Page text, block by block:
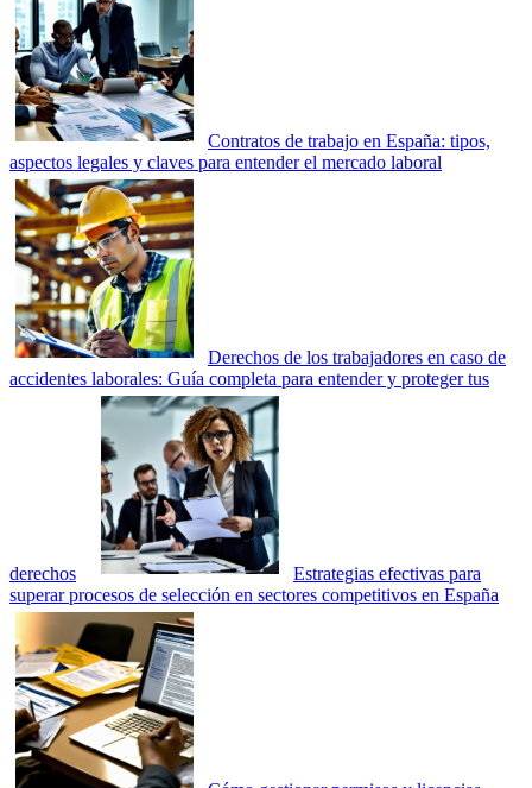
Contratos de trabajo en España: tipos,
aspectos legales y claves para entender el mercado laboral
Derechos de los trabajadores en caso de
accidentes laborales: Guía completa para entender y proteger tus
derechos
Estrategias efectivas para
superar procesos de selección en sectores competitivos en España